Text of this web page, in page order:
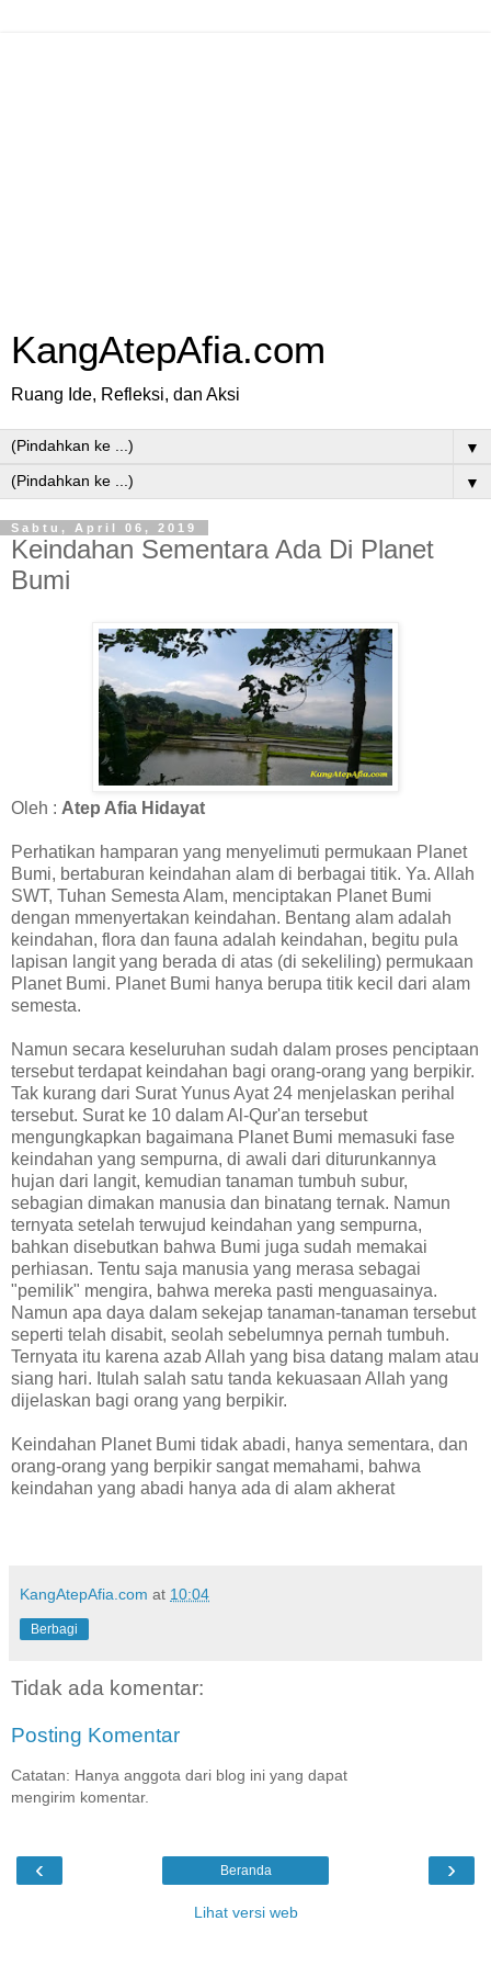
KangAtepAfia.com
Ruang Ide, Refleksi, dan Aksi
▼
▼
Sabtu, April 06, 2019
Keindahan Sementara Ada Di Planet
Bumi
Oleh : Atep Afia Hidayat
Perhatikan hamparan yang menyelimuti permukaan Planet
Bumi, bertaburan keindahan alam di berbagai titik. Ya. Allah
SWT, Tuhan Semesta Alam, menciptakan Planet Bumi
dengan mmenyertakan keindahan. Bentang alam adalah
keindahan, flora dan fauna adalah keindahan, begitu pula
lapisan langit yang berada di atas (di sekeliling) permukaan
Planet Bumi. Planet Bumi hanya berupa titik kecil dari alam
semesta.
Namun secara keseluruhan sudah dalam proses penciptaan
tersebut terdapat keindahan bagi orang-orang yang berpikir.
Tak kurang dari Surat Yunus Ayat 24 menjelaskan perihal
tersebut. Surat ke 10 dalam Al-Qur'an tersebut
mengungkapkan bagaimana Planet Bumi memasuki fase
keindahan yang sempurna, di awali dari diturunkannya
hujan dari langit, kemudian tanaman tumbuh subur,
sebagian dimakan manusia dan binatang ternak. Namun
ternyata setelah terwujud keindahan yang sempurna,
bahkan disebutkan bahwa Bumi juga sudah memakai
perhiasan. Tentu saja manusia yang merasa sebagai
"pemilik" mengira, bahwa mereka pasti menguasainya.
Namun apa daya dalam sekejap tanaman-tanaman tersebut
seperti telah disabit, seolah sebelumnya pernah tumbuh.
Ternyata itu karena azab Allah yang bisa datang malam atau
siang hari. Itulah salah satu tanda kekuasaan Allah yang
dijelaskan bagi orang yang berpikir.
Keindahan Planet Bumi tidak abadi, hanya sementara, dan
orang-orang yang berpikir sangat memahami, bahwa
keindahan yang abadi hanya ada di alam akherat
KangAtepAfia.com at 10:04
Berbagi
Tidak ada komentar:
Posting Komentar
Catatan: Hanya anggota dari blog ini yang dapat
mengirim komentar.
‹ ›
Beranda
Lihat versi web